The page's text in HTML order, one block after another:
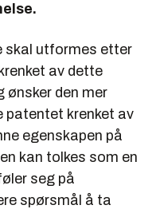
skal utformes etter
av dette
ønsker den mer
patentet krenket av
egenskapen på
kan tolkes som en
seg på
spørsmål å ta